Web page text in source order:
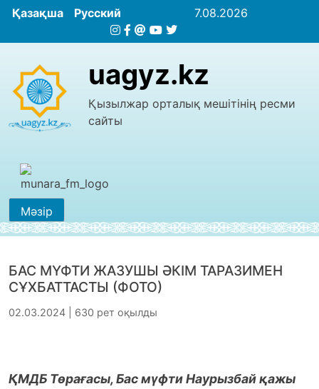
Қазақша Русский 7.08.2026
uagyz.kz
Қызылжар орталық мешітінің ресми
сайты
Мәзір
БАС МҮФТИ ЖАЗУШЫ ӘКІМ ТАРАЗИМЕН
СҰХБАТТАСТЫ (ФОТО)
02.03.2024 | 630 рет оқылды
ҚМДБ Төрағасы, Бас мүфти Наурызбай қажы